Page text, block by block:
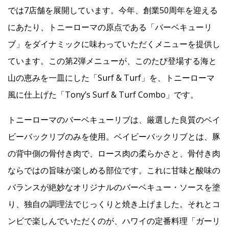
では7店舗を展開しています。今年、創業50周年を迎える
にあたり、トニーローマの原点である「バーベキューリ
ブ」をダイナミックに味わっていただくメニューを提供し
ています。この第2弾メニューが、このたび登場する海と
山の恵みを一皿にした「Surf & Turf」を、トニーローマ
風に仕上げた「Tony’s Surf & Turf Combo」です。
トニーローマのバーベキューリブは、厳選した良質のベイ
ビーバックリブのみを使用。ベイビーバックリブとは、豚
の背中側の骨付き肉で、ロース肉の柔らかさと、骨付き肉
ならではの旨味が楽しめる部位です。これに甘味と酸味の
バランスが絶妙なオリジナルのバーベキュー・ソースを塗
り、独自の調理法でじっくりと焼き上げました。それとコ
ンビで楽しんでいただくのが、ハワイの定番料理「ガーリ